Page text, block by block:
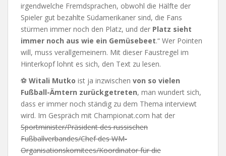
irgendwelche Fremdsprachen, obwohl die Hälfte der
Spieler gut bezahlte Südamerikaner sind, die Fans
stürmen immer noch den Platz, und der Platz sieht
immer noch aus wie ein Gemüsebeet.“ Wer Pointen
will, muss verallgemeinern. Mit dieser Faustregel im
Hinterkopf lohnt es sich, den Text zu lesen.
⚽ Witali Mutko ist ja inzwischen von so vielen
Fußball-Ämtern zurückgetreten, man wundert sich,
dass er immer noch ständig zu dem Thema interviewt
wird. Im Gespräch mit Championat.com hat der
Sportminister/Präsident des russischen
Fußballverbandes/Chef des WM-
Organisationskomitees/Koordinator für die